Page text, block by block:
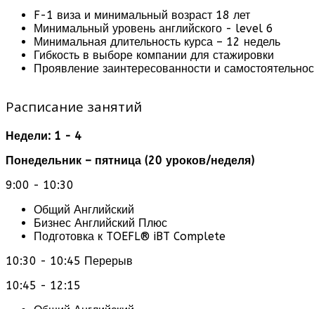
F-1 виза и минимальный возраст 18 лет
Минимальный уровень английского - level 6
Минимальная длительность курса – 12 недель
Гибкость в выборе компании для стажировки
Проявление заинтересованности и
Расписание занятий
Недели: 1 - 4
Понедельник – пятница (20 уроков/неделя)
9:00 - 10:30
Общий Английский
Бизнес Английский Плюс
Подготовка к TOEFL® iBT Complete
10:30 - 10:45 Перерыв
10:45 - 12:15